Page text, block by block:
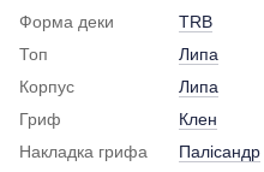
Форма деки
TRB
Топ
Липа
Корпус
Липа
Гриф
Клен
Накладка грифа
Палісандр